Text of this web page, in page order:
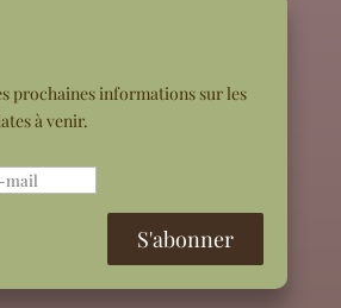
prochaines informations sur les
à venir.